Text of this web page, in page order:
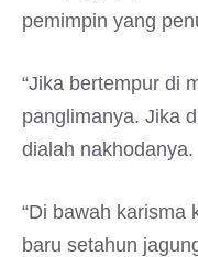
pemimpin yang
“Jika bertempur di
panglimanya. Jika
dialah nakhodanya.
“Di bawah karisma
baru setahun